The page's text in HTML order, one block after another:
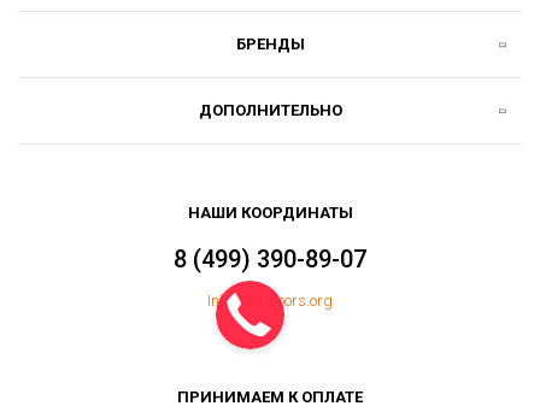
БРЕНДЫ
ДОПОЛНИТЕЛЬНО
НАШИ КООРДИНАТЫ
8 (499) 390-89-07
Info@topfloors.org
ПРИНИМАЕМ К ОПЛАТЕ